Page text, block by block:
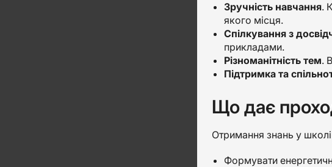
Зручність навчання.
якого місця.
Спілкування з
прикладами.
Різноманітність тем.
Підтримка та
Що дає
Отримання знань у
Формувати